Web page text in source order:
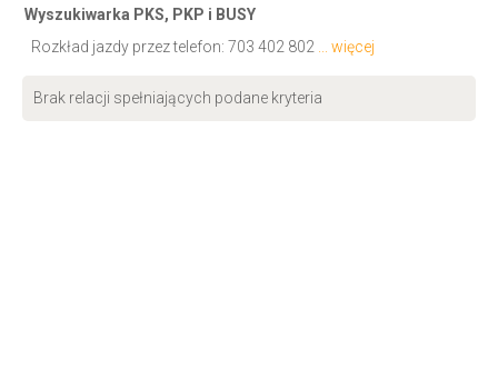
Wyszukiwarka PKS, PKP i BUSY
Rozkład jazdy przez telefon: 703 402 802 ... więcej
Brak relacji spełniających podane kryteria